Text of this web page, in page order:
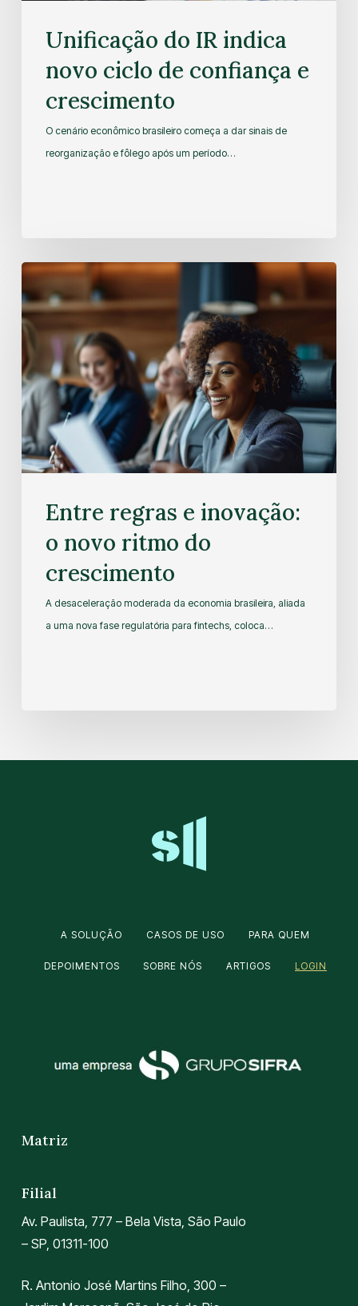
Unificação do IR indica
novo ciclo de confiança e
crescimento
O cenário econômico brasileiro começa a dar sinais de
reorganização e fôlego após um período…
Entre regras e inovação:
o novo ritmo do
crescimento
A desaceleração moderada da economia brasileira, aliada
a uma nova fase regulatória para fintechs, coloca…
A SOLUÇÃO CASOS DE USO PARA QUEM
DEPOIMENTOS SOBRE NÓS ARTIGOS LOGIN
Matriz
Filial
Av. Paulista, 777 – Bela Vista, São Paulo
– SP, 01311-100
R. Antonio José Martins Filho, 300 –